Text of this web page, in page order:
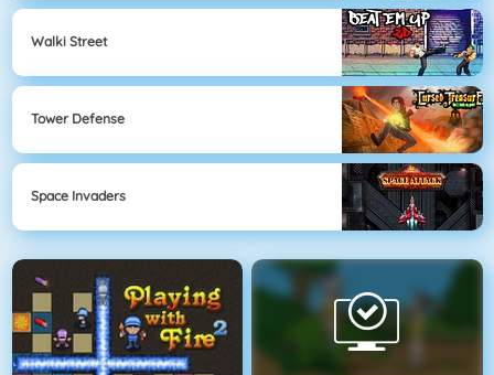
Walki Street
Tower Defense
Space Invaders